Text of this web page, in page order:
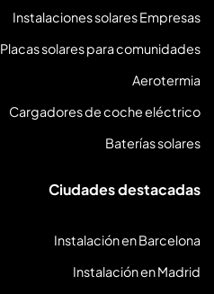
Instalaciones solares Empresas
Placas solares para comunidades
Aerotermia
Cargadores de coche eléctrico
Baterías solares
Ciudades destacadas
Instalación en Barcelona
Instalación en Madrid